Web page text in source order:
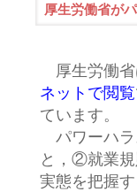
厚生労働省が
厚生労働省
ネットで閲覧
ています。
パワーハ
と，②就業
実態を把握